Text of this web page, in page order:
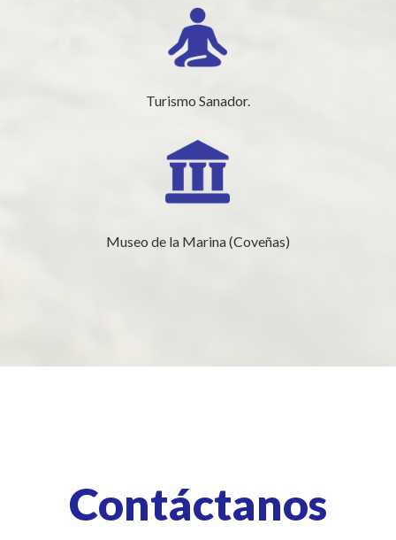
Turismo Sanador.
Museo de la Marina (Coveñas)
Contáctanos